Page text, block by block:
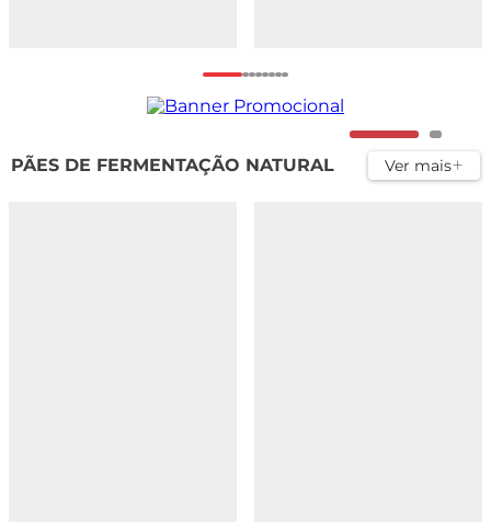
PÃES DE FERMENTAÇÃO NATURAL Ver mais